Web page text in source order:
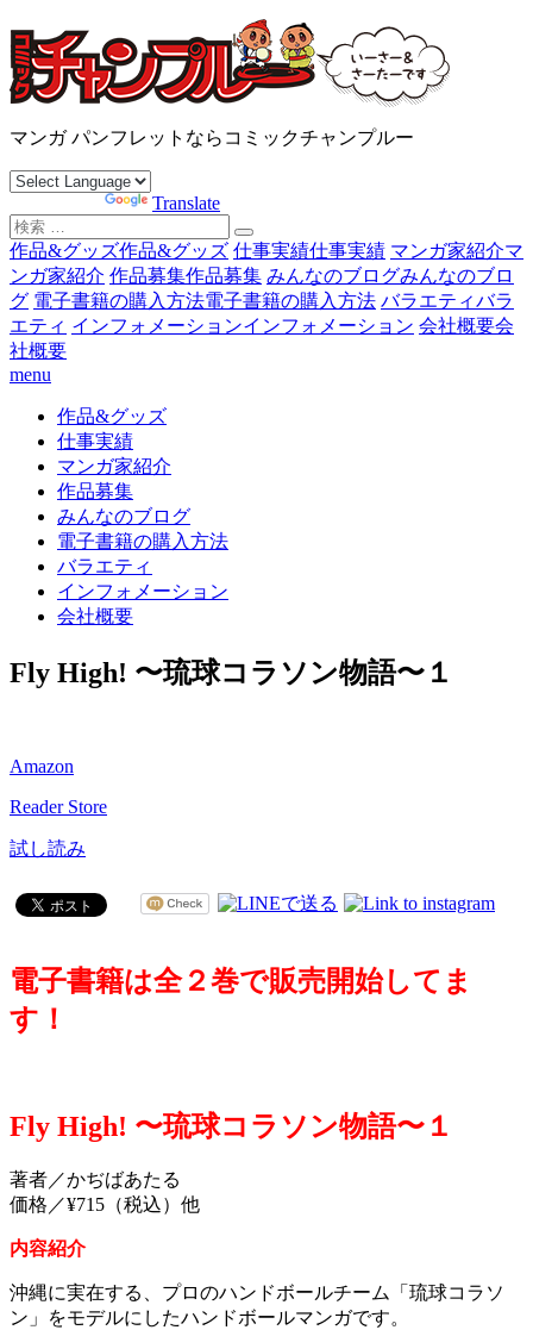
コ
ン
テ
ン
ツ
ス
ッ
プ
マンガ パンフレットならコミックチャンプルー
Translate
検
索
対
象:
作品&グッズ作品&グッズ 仕事実績仕事実績 マンガ家紹介マ
ンガ家紹介 作品募集作品募集 みんなのブログみんなのブロ
グ 電子書籍の購入方法電子書籍の購入方法 バラエティバラ
エティ インフォメーションインフォメーション 会社概要会
社概要
menu
作品&グッズ
仕事実績
マンガ家紹介
作品募集
みんなのブログ
電子書籍の購入方法
バラエティ
インフォメーション
会社概要
Fly High! 〜琉球コラソン物語〜１
Amazon
Reader Store
試し読み
電子書籍は全２巻で販売開始してま
す！
Fly High! 〜琉球コラソン物語〜１
著者／かぢばあたる
価格／¥715 （税込）他
内容紹介
沖縄に実在する、プロのハンドボールチーム「琉球コラソ
ン」をモデルにしたハンドボールマンガです。